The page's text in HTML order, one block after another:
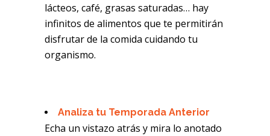
lácteos, café, grasas saturadas… hay
infinitos de alimentos que te permitirán
disfrutar de la comida cuidando tu
organismo.
Analiza tu Temporada Anterior
Echa un vistazo atrás y mira lo anotado